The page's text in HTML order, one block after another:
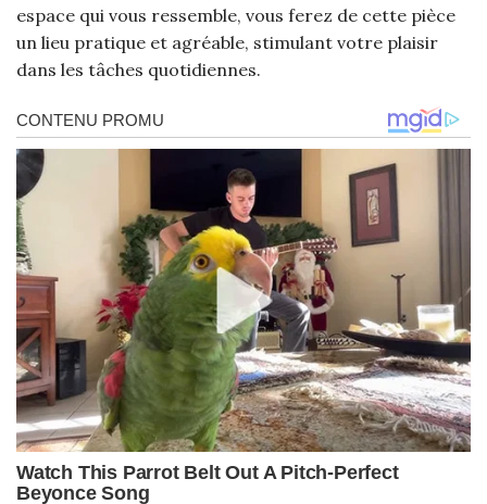
espace qui vous ressemble, vous ferez de cette pièce
un lieu pratique et agréable, stimulant votre plaisir
dans les tâches quotidiennes.